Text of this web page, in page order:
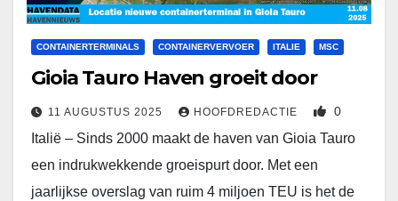
CONTAINERTERMINALS CONTAINERVERVOER ITALIE MSC
Gioia Tauro Haven groeit door
11 AUGUSTUS 2025 HOOFDREDACTIE 0
Italië – Sinds 2000 maakt de haven van Gioia Tauro
een indrukwekkende groeispurt door. Met een
jaarlijkse overslag van ruim 4 miljoen TEU is het de